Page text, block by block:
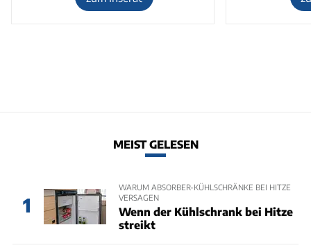
MEIST GELESEN
1
WARUM ABSORBER-KÜHLSCHRÄNKE BEI HITZE
VERSAGEN
Wenn der Kühlschrank bei Hitze
streikt